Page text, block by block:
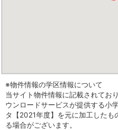
※物件情報の学区情報について
当サイト物件情報に記載されてお
ウンロードサービスが提供する小
タ【2021年度】を元に加工したも
る場合がございます。